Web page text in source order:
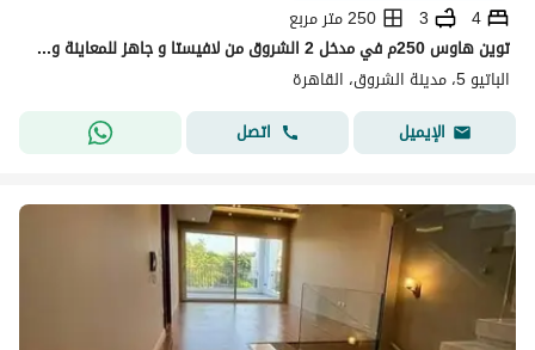
4
3
250 متر مربع
توين هاوس 250م في مدخل 2 الشروق من لافيستا و جاهز للمعاينة والاستلام فورا بمجرد التعاقد و هبيعه بأقل من سعره الاصلي
الباتيو 5، مدينة الشروق، القاهرة
الإيميل
اتصل